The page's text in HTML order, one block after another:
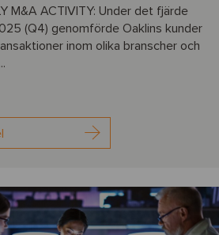
M&A ACTIVITY: Under det fjärde
(Q4) genomförde Oaklins kunder
inom olika branscher och